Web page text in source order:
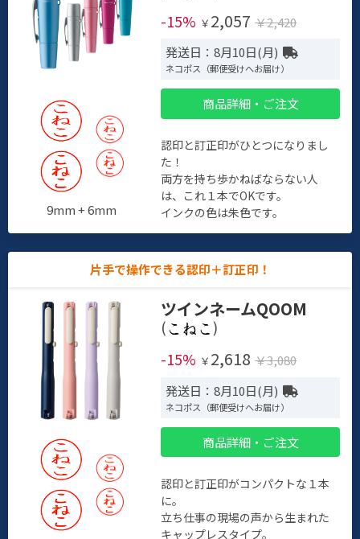
9mm + 6mm
-15% ￥ 2,057 ￥2,420
発送日：8月10日(月)
ネコポス（郵便受けへお届け）
商品詳細・ご注文
認印と訂正印がひとつになりまし
た！
両方を持ち歩かねばならない人
は、これ１本でOKです。
インクの色は朱色です。
片手で操作できる認印＋訂正印！
ツインネームQOOM
(
)
-15% ￥ 2,618 ￥3,080
発送日：8月10日(月)
ネコポス（郵便受けへお届け）
商品詳細・ご注文
認印と訂正印がコンパクトな１本
に。
立ち仕事の現場の声から生まれた
キャップレスタイプ。